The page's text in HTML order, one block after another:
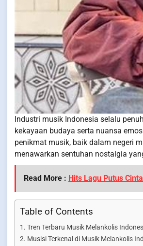
Industri musik Indonesia selalu
kekayaan budaya serta nuansa
penikmat musik, baik dalam negeri
menawarkan sentuhan nostalgia
Read More : Hits Lagu Putus
Table of Contents
Tren Terbaru Musik Melankolis
Musisi Terkenal di Musik Melankolis